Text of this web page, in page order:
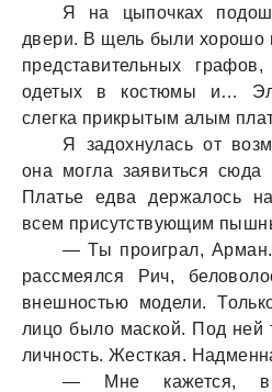
Я на цыпочках
двери. В щель были
представительных
одетых в костюмы и…
слегка прикрытым алым
Я задохнулась от
она могла заявиться сюда
Платье едва держалось
всем присутствующим
— Ты проиграл,
рассмеялся Рич,
внешностью модели.
лицо было маской. Под ней
личность. Жесткая.
— Мне кажется, в